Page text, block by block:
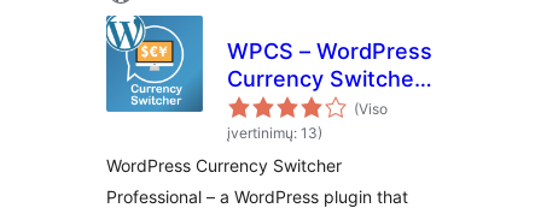
WPCS – WordPress
Currency Switcher
Professional(Viso
įvertinimų: 13)
WordPress Currency Switcher
Professional – a WordPress plugin that